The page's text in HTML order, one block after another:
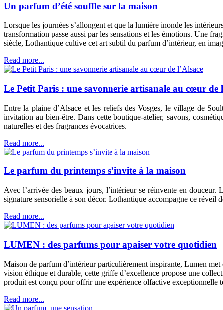
Un parfum d’été souffle sur la maison
Lorsque les journées s’allongent et que la lumière inonde les
transformation passe aussi par les sensations et les émotions. Une
siècle, Lothantique cultive cet art subtil du parfum d’intérieur, en
Read more...
Le Petit Paris : une savonnerie artisanale au cœur de
Entre la plaine d’Alsace et les reliefs des Vosges, le village de
invitation au bien-être. Dans cette boutique-atelier, savons,
naturelles et des fragrances évocatrices.
Read more...
Le parfum du printemps s’invite à la maison
Avec l’arrivée des beaux jours, l’intérieur se réinvente en
signature sensorielle à son décor. Lothantique accompagne ce réveil
Read more...
LUMEN : des parfums pour apaiser votre quotidien
Maison de parfum d’intérieur particulièrement inspirante, Lumen
vision éthique et durable, cette griffe d’excellence propose une
produit est conçu pour offrir une expérience olfactive exceptionnelle
Read more...